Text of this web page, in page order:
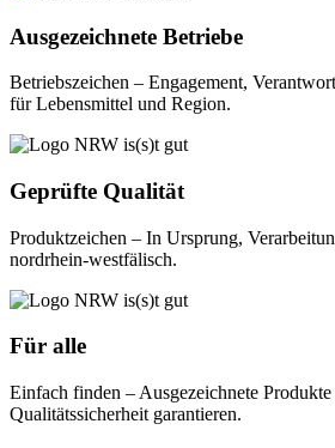
Ausgezeichnete Betriebe
Betriebszeichen – Engagement,
für Lebensmittel und Region.
Geprüfte Qualität
Produktzeichen – In Ursprung,
nordrhein-westfälisch.
Für alle
Einfach finden – Ausgezeichnete
Qualitätssicherheit garantieren.